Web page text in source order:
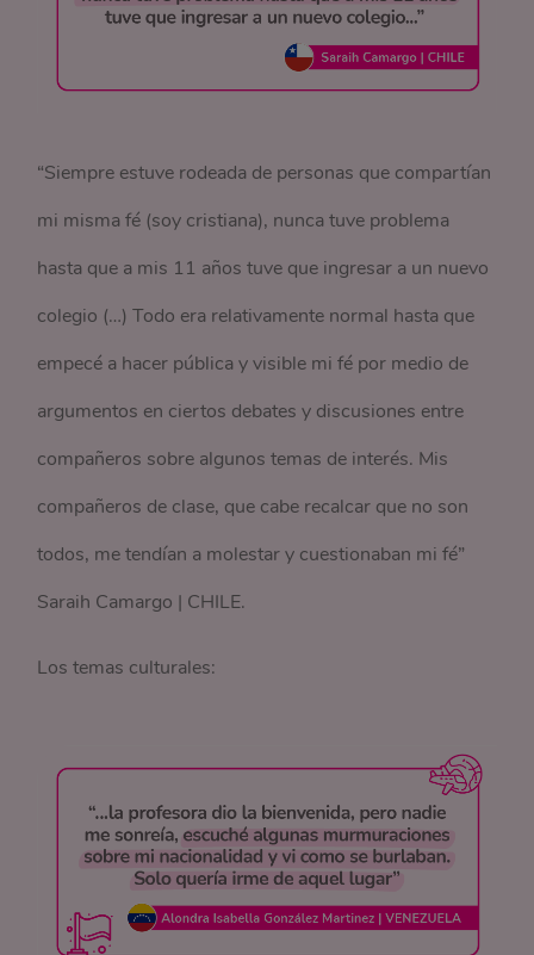
“Siempre estuve rodeada de personas que compartían
mi misma fé (soy cristiana), nunca tuve problema
hasta que a mis 11 años tuve que ingresar a un nuevo
colegio (…) Todo era relativamente normal hasta que
empecé a hacer pública y visible mi fé por medio de
argumentos en ciertos debates y discusiones entre
compañeros sobre algunos temas de interés. Mis
compañeros de clase, que cabe recalcar que no son
todos, me tendían a molestar y cuestionaban mi fé”
Saraih Camargo | CHILE.
Los temas culturales: